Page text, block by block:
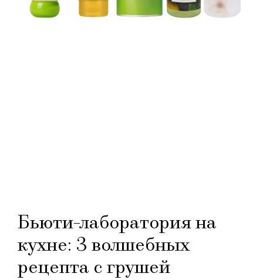
Бьюти-лаборатория на
кухне: 3 волшебных
рецепта с грушей